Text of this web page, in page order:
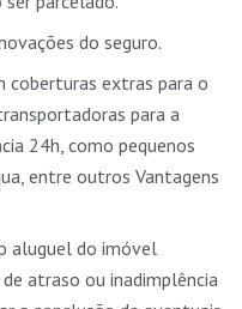
do seguro.
coberturas extras para o
para a
24h, como pequenos
entre outros Vantagens
aluguel do imóvel
atraso ou inadimplência